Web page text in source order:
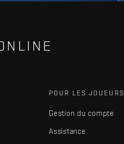
POUR LES JOUEURS
Gestion du compte
Assistance